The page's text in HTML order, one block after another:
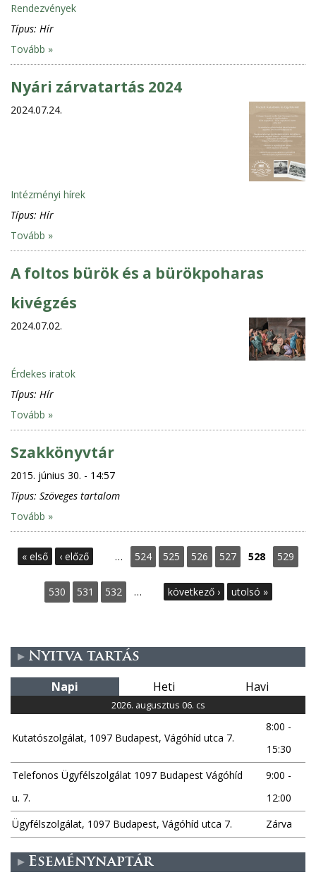
Rendezvények
Típus: Hír
Tovább »
Nyári zárvatartás 2024
2024.07.24.
Intézményi hírek
Típus: Hír
Tovább »
A foltos bürök és a bürökpoharas
kivégzés
2024.07.02.
Érdekes iratok
Típus: Hír
Tovább »
Szakkönyvtár
2015. június 30. - 14:57
Típus: Szöveges tartalom
Tovább »
O
a
l
a
k
« első ‹ előző … 524 525 526 527 528 529
530 531 532 … következő › utolsó »
Nyitva tartás
Napi Heti Havi
2026. augusztus 06. cs
Kutatószolgálat, 1097 Budapest, Vágóhíd utca 7.
8:00 -
15:30
Telefonos Ügyfélszolgálat 1097 Budapest Vágóhíd
u. 7.
9:00 -
12:00
Ügyfélszolgálat, 1097 Budapest, Vágóhíd utca 7.
Zárva
Eseménynaptár